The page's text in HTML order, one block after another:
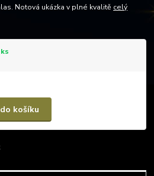
Notová ukázka v plné kvalitě celý
košíku